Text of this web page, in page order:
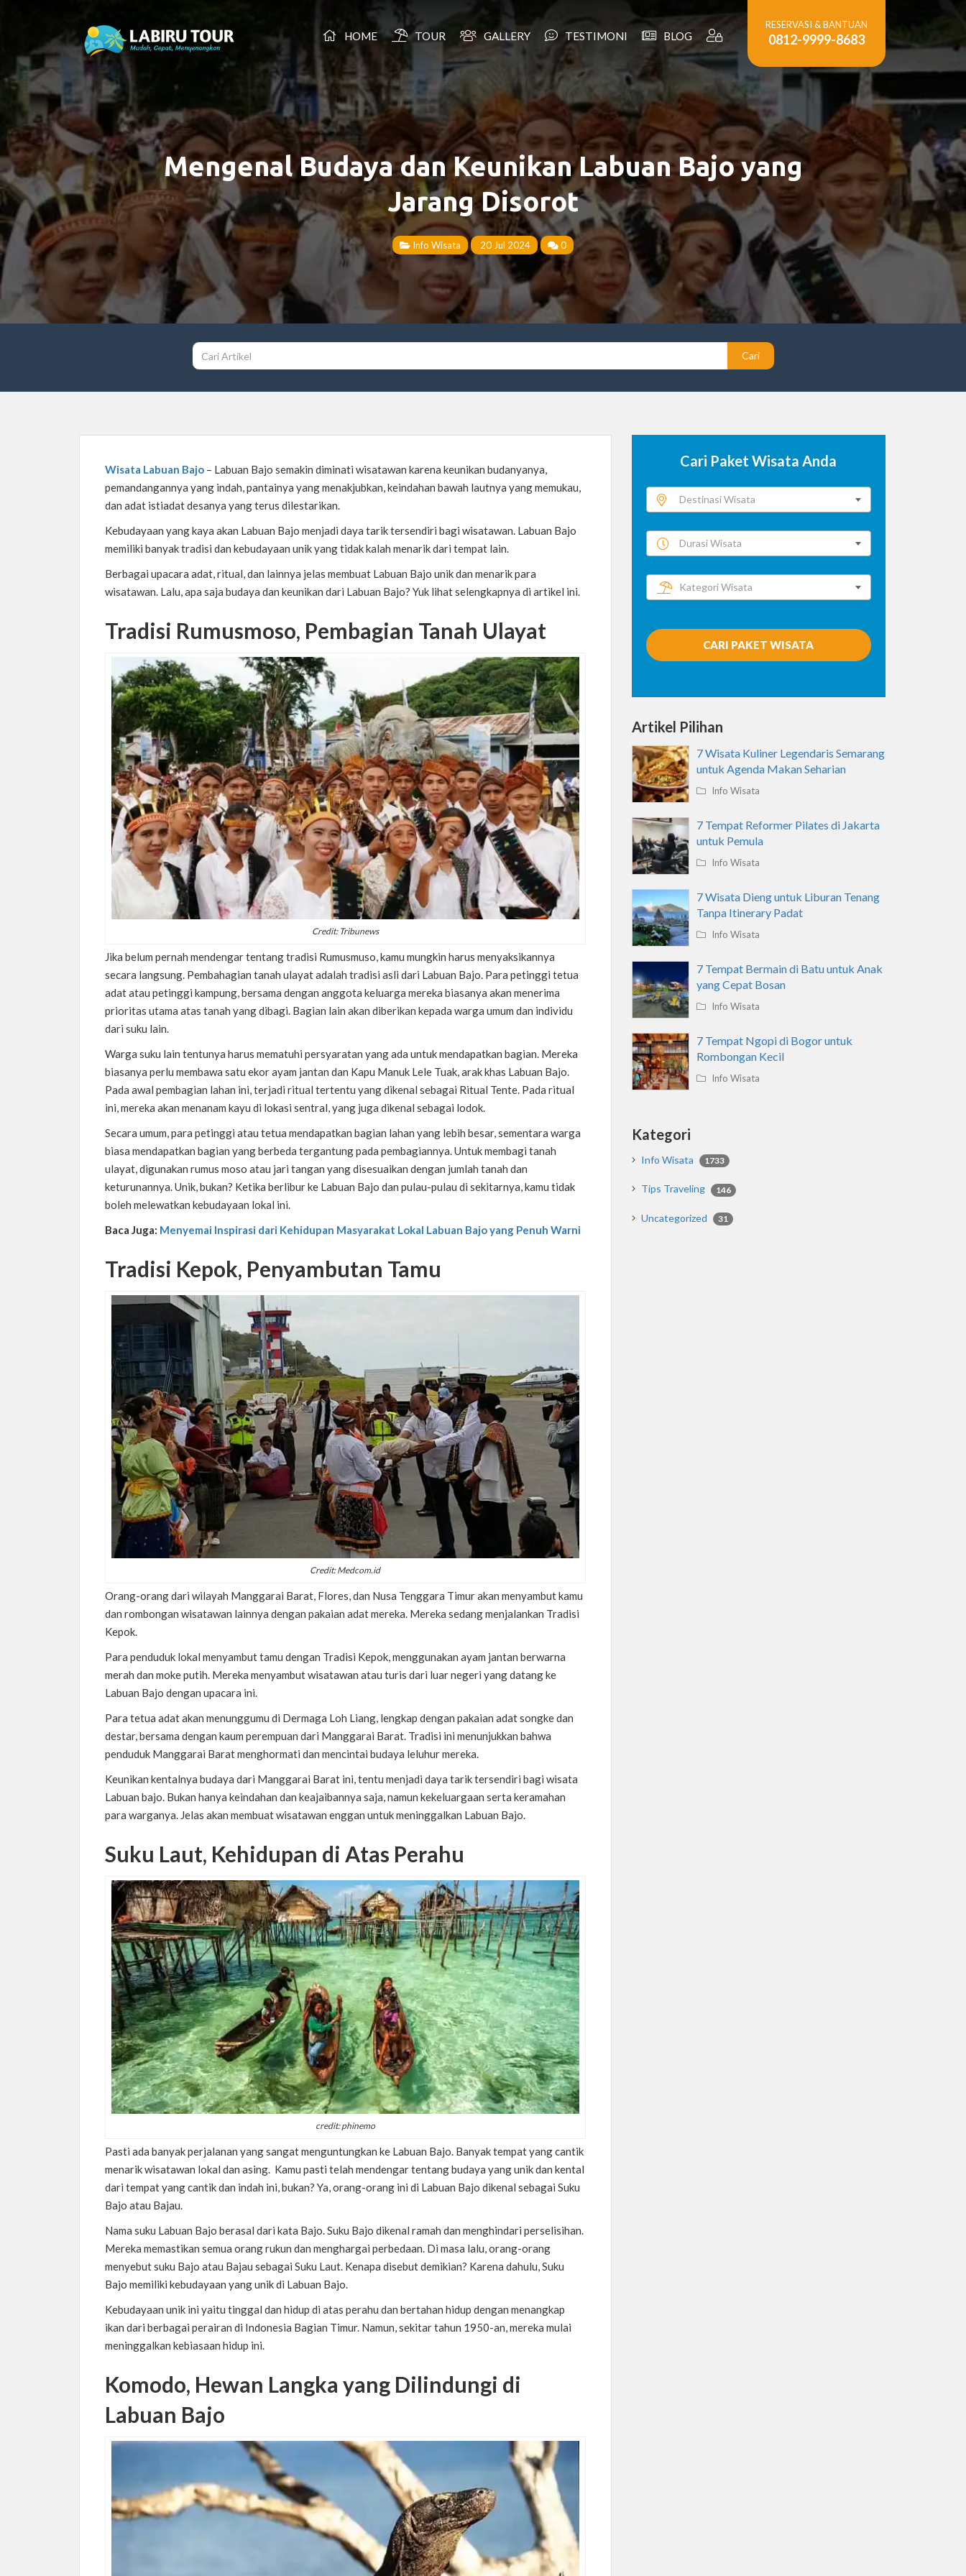
HOME TOUR GALLERY TESTIMONI BLOG
RESERVASI & BANTUAN
0812-9999-8683
Mengenal Budaya dan Keunikan Labuan Bajo yang
Jarang Disorot
Info Wisata 20 Jul 2024 0
Cari
Wisata Labuan Bajo – Labuan Bajo semakin diminati wisatawan karena keunikan budanyanya,
pemandangannya yang indah, pantainya yang menakjubkan, keindahan bawah lautnya yang memukau,
dan adat istiadat desanya yang terus dilestarikan.
Kebudayaan yang kaya akan Labuan Bajo menjadi daya tarik tersendiri bagi wisatawan. Labuan Bajo
memiliki banyak tradisi dan kebudayaan unik yang tidak kalah menarik dari tempat lain.
Berbagai upacara adat, ritual, dan lainnya jelas membuat Labuan Bajo unik dan menarik para
wisatawan. Lalu, apa saja budaya dan keunikan dari Labuan Bajo? Yuk lihat selengkapnya di artikel ini.
Tradisi Rumusmoso, Pembagian Tanah Ulayat
Credit: Tribunews
Jika belum pernah mendengar tentang tradisi Rumusmuso, kamu mungkin harus menyaksikannya
secara langsung. Pembahagian tanah ulayat adalah tradisi asli dari Labuan Bajo. Para petinggi tetua
adat atau petinggi kampung, bersama dengan anggota keluarga mereka biasanya akan menerima
prioritas utama atas tanah yang dibagi. Bagian lain akan diberikan kepada warga umum dan individu
dari suku lain.
Warga suku lain tentunya harus mematuhi persyaratan yang ada untuk mendapatkan bagian. Mereka
biasanya perlu membawa satu ekor ayam jantan dan Kapu Manuk Lele Tuak, arak khas Labuan Bajo.
Pada awal pembagian lahan ini, terjadi ritual tertentu yang dikenal sebagai Ritual Tente. Pada ritual
ini, mereka akan menanam kayu di lokasi sentral, yang juga dikenal sebagai lodok.
Secara umum, para petinggi atau tetua mendapatkan bagian lahan yang lebih besar, sementara warga
biasa mendapatkan bagian yang berbeda tergantung pada pembagiannya.Untuk membagi tanah
ulayat, digunakan rumus moso atau jari tangan yang disesuaikan dengan jumlah tanah dan
keturunannya. Unik, bukan? Ketika berlibur ke Labuan Bajo dan pulau-pulau di sekitarnya, kamu tidak
boleh melewatkan kebudayaan lokal ini.
Baca Juga: Menyemai Inspirasi dari Kehidupan Masyarakat Lokal Labuan Bajo yang Penuh Warni
Tradisi Kepok, Penyambutan Tamu
Credit: Medcom.id
Orang-orang dari wilayah Manggarai Barat, Flores, dan Nusa Tenggara Timur akan menyambut kamu
dan rombongan wisatawan lainnya dengan pakaian adat mereka. Mereka sedang menjalankan Tradisi
Kepok.
Para penduduk lokal menyambut tamu dengan Tradisi Kepok, menggunakan ayam jantan berwarna
merah dan moke putih. Mereka menyambut wisatawan atau turis dari luar negeri yang datang ke
Labuan Bajo dengan upacara ini.
Para tetua adat akan menunggumu di Dermaga Loh Liang, lengkap dengan pakaian adat songke dan
destar, bersama dengan kaum perempuan dari Manggarai Barat. Tradisi ini menunjukkan bahwa
penduduk Manggarai Barat menghormati dan mencintai budaya leluhur mereka.
Keunikan kentalnya budaya dari Manggarai Barat ini, tentu menjadi daya tarik tersendiri bagi wisata
Labuan bajo. Bukan hanya keindahan dan keajaibannya saja, namun kekeluargaan serta keramahan
para warganya. Jelas akan membuat wisatawan enggan untuk meninggalkan Labuan Bajo.
Suku Laut, Kehidupan di Atas Perahu
credit: phinemo
Pasti ada banyak perjalanan yang sangat menguntungkan ke Labuan Bajo. Banyak tempat yang cantik
menarik wisatawan lokal dan asing. Kamu pasti telah mendengar tentang budaya yang unik dan kental
dari tempat yang cantik dan indah ini, bukan? Ya, orang-orang ini di Labuan Bajo dikenal sebagai Suku
Bajo atau Bajau.
Nama suku Labuan Bajo berasal dari kata Bajo. Suku Bajo dikenal ramah dan menghindari perselisihan.
Mereka memastikan semua orang rukun dan menghargai perbedaan. Di masa lalu, orang-orang
menyebut suku Bajo atau Bajau sebagai Suku Laut. Kenapa disebut demikian? Karena dahulu, Suku
Bajo memiliki kebudayaan yang unik di Labuan Bajo.
Kebudayaan unik ini yaitu tinggal dan hidup di atas perahu dan bertahan hidup dengan menangkap
ikan dari berbagai perairan di Indonesia Bagian Timur. Namun, sekitar tahun 1950-an, mereka mulai
meninggalkan kebiasaan hidup ini.
Komodo, Hewan Langka yang Dilindungi di
Labuan Bajo
Cari Paket Wisata Anda
Destinasi Wisata
Durasi Wisata
Kategori Wisata
CARI PAKET WISATA
Artikel Pilihan
7 Wisata Kuliner Legendaris Semarang
untuk Agenda Makan Seharian
Info Wisata
7 Tempat Reformer Pilates di Jakarta
untuk Pemula
Info Wisata
7 Wisata Dieng untuk Liburan Tenang
Tanpa Itinerary Padat
Info Wisata
7 Tempat Bermain di Batu untuk Anak
yang Cepat Bosan
Info Wisata
7 Tempat Ngopi di Bogor untuk
Rombongan Kecil
Info Wisata
Kategori
Info Wisata 1733
Tips Traveling 146
Uncategorized 31